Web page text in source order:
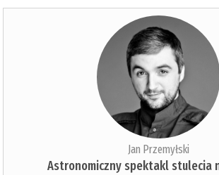
Jan Przemyłski
Astronomiczny spektakl stulecia